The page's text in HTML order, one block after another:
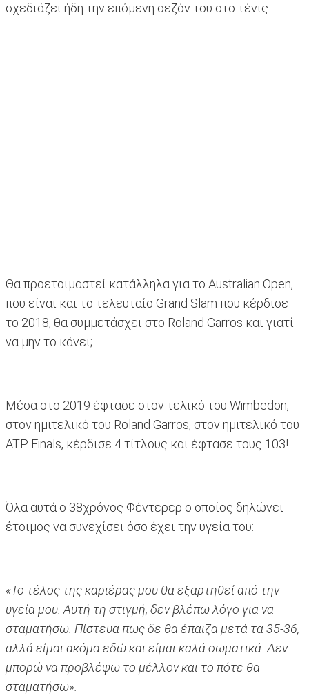
σχεδιάζει ήδη την επόμενη σεζόν του στο τένις.
Θα προετοιμαστεί κατάλληλα για το Australian Open,
που είναι και το τελευταίο Grand Slam που κέρδισε
το 2018, θα συμμετάσχει στο Roland Garros και γιατί
να μην το κάνει;
Μέσα στο 2019 έφτασε στον τελικό του Wimbedon,
στον ημιτελικό του Roland Garros, στον ημιτελικό του
ATP Finals, κέρδισε 4 τίτλους και έφτασε τους 103!
Όλα αυτά ο 38χρόνος Φέντερερ ο οποίος δηλώνει
έτοιμος να συνεχίσει όσο έχει την υγεία του:
«Το τέλος της καριέρας μου θα εξαρτηθεί από την
υγεία μου. Αυτή τη στιγμή, δεν βλέπω λόγο για να
σταματήσω. Πίστευα πως δε θα έπαιζα μετά τα 35-36,
αλλά είμαι ακόμα εδώ και είμαι καλά σωματικά. Δεν
μπορώ να προβλέψω το μέλλον και το πότε θα
σταματήσω».